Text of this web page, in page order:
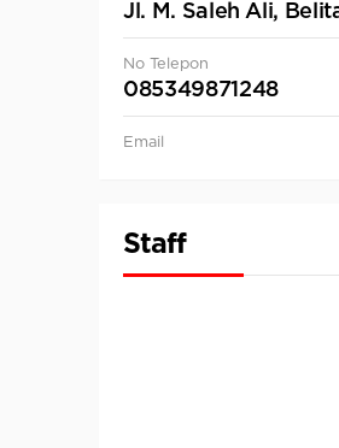
Jl. M. Saleh Ali,
No Telepon
085349871248
Email
Staff